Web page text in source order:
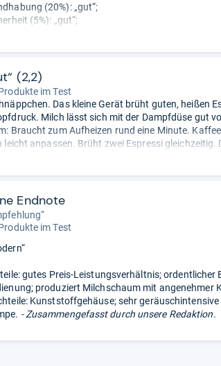
(20%): „gut“;
(5%): „gut“;
(2,2)
im Test
Das kleine Gerät brüht guten, heißen
Milch lässt sich mit der Dampfdüse gut
Braucht zum Aufheizen rund eine Minute.
leicht anpassen. Brüht zwei Espressi gleichzeitig.
Das Menü ist teilweise kompliziert und die
im Barista-Check: ‚Es gibt Blasen und der
cremig. Der Cappuccino schmeckt etwas bitter
Endnote
im Test
gutes Preis-Leistungsverhältnis; ordentlicher
produziert Milchschaum mit angenehmer
Kunststoffgehäuse; sehr geräuschintensive
- Zusammengefasst durch unsere Redaktion.